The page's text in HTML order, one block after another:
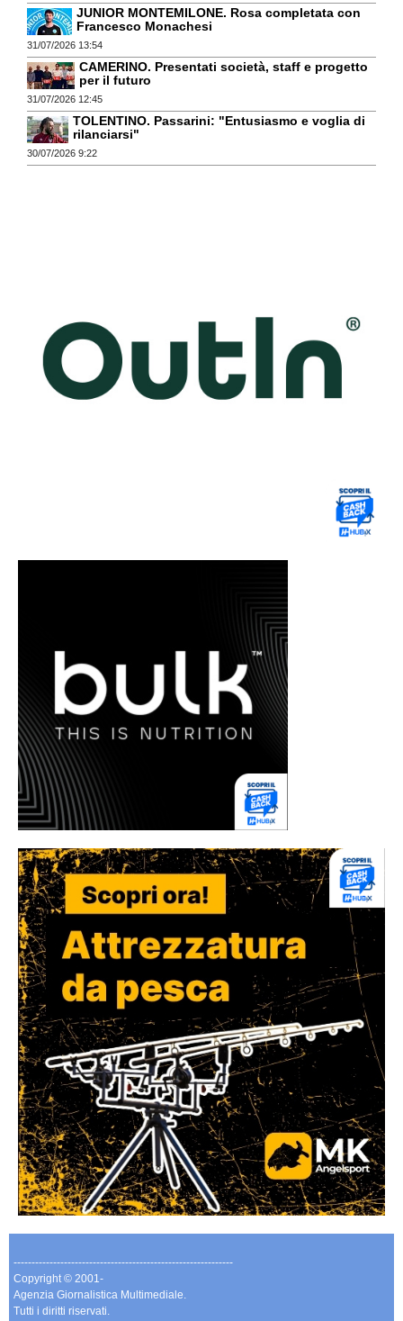
JUNIOR MONTEMILONE. Rosa completata con
Francesco Monachesi
31/07/2026 13:54
CAMERINO. Presentati società, staff e progetto
per il futuro
31/07/2026 12:45
TOLENTINO. Passarini: "Entusiasmo e voglia di
rilanciarsi"
30/07/2026 9:22
-------------------------------------------------------------
Copyright © 2001-
Agenzia Giornalistica Multimediale.
Tutti i diritti riservati.